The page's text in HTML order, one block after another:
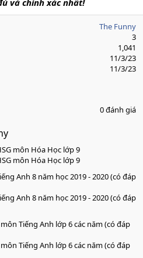
và chính xác nhất!
The Funny
3
1,041
11/3/23
11/3/23
0 đánh giá
môn Hóa Học lớp 9
môn Hóa Học lớp 9
Anh 8 năm học 2019 - 2020 (có đáp
Anh 8 năm học 2019 - 2020 (có đáp
Tiếng Anh lớp 6 các năm (có đáp
Tiếng Anh lớp 6 các năm (có đáp